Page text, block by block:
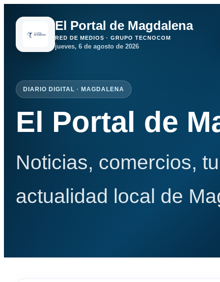
El Portal de Magdalena
RED DE MEDIOS · GRUPO TECNOCOM
jueves, 6 de agosto de 2026
DIARIO DIGITAL · MAGDALENA
El Portal de
Noticias, comercios,
actualidad local de